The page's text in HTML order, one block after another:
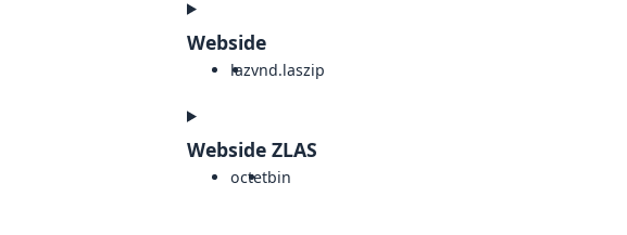
Webside
lazvnd.laszip
Webside ZLAS
octetbin